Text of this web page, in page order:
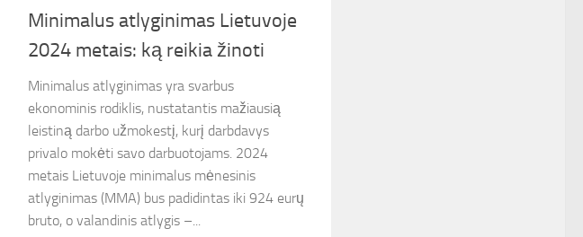
Minimalus atlyginimas Lietuvoje
2024 metais: ką reikia žinoti
Minimalus atlyginimas yra svarbus
ekonominis rodiklis, nustatantis mažiausią
leistiną darbo užmokestį, kurį darbdavys
privalo mokėti savo darbuotojams. 2024
metais Lietuvoje minimalus mėnesinis
atlyginimas (MMA) bus padidintas iki 924 eurų
bruto, o valandinis atlygis –...